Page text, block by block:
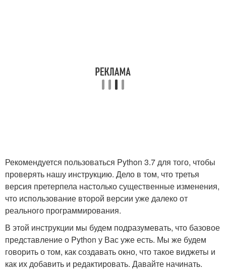
Рекомендуется пользоваться Python 3.7 для того, чтобы
проверять нашу инструкцию. Дело в том, что третья
версия претерпела настолько существенные изменения,
что использование второй версии уже далеко от
реального программирования.
В этой инструкции мы будем подразумевать, что базовое
представление о Python у Вас уже есть. Мы же будем
говорить о том, как создавать окно, что такое виджеты и
как их добавить и редактировать. Давайте начинать.